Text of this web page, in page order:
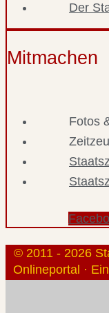
Der
Mitmachen
Fotos
© 2011 - 2026
Onlineportal ·